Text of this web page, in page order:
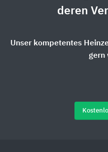
deren
Unser kompetentes
gern